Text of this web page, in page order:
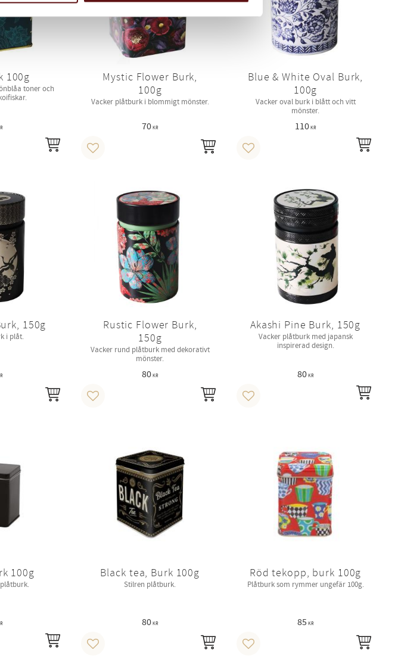
100g
toner och
Mystic Flower Burk,
100g
Vacker plåtburk i blommigt mönster.
70KR
Lägg till i favoriter
Blue & White Oval Burk,
100g
Vacker oval burk i blått och vitt
mönster.
110KR
Lägg till i favoriter
150g
i plåt.
Rustic Flower Burk,
150g
Vacker rund plåtburk med dekorativt
mönster.
80KR
Lägg till i favoriter
Akashi Pine Burk, 150g
Vacker plåtburk med japansk
inspirerad design.
80KR
Lägg till i favoriter
100g Black tea, Burk 100g
Stilren plåtburk.
80KR
Lägg till i favoriter
Röd tekopp, burk 100g
Plåtburk som rymmer ungefär 100g.
85 KR
Lägg till i favoriter